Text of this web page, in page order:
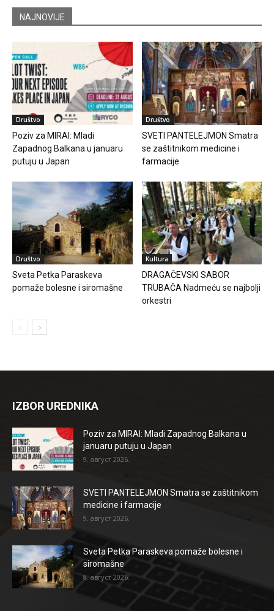
NAJNOVIJE
Društvo
Poziv za MIRAI: Mladi
Zapadnog Balkana u januaru
putuju u Japan
Društvo
SVETI PANTELEJMON Smatra
se zaštitnikom medicine i
farmacije
Društvo
Sveta Petka Paraskeva
pomaže bolesne i siromašne
Kultura
DRAGAČEVSKI SABOR
TRUBAČA Nadmeću se najbolji
orkestri
IZBOR UREDNIKA
Poziv za MIRAI: Mladi Zapadnog Balkana u
januaru putuju u Japan
9. август 2026.
SVETI PANTELEJMON Smatra se zaštitnikom
medicine i farmacije
9. август 2026.
Sveta Petka Paraskeva pomaže bolesne i
siromašne
8. август 2026.